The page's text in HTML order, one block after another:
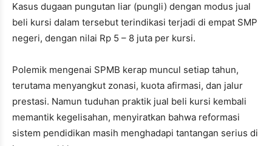
Kasus dugaan pungutan liar (pungli) dengan modus jual
beli kursi dalam tersebut terindikasi terjadi di empat SMP
negeri, dengan nilai Rp 5 – 8 juta per kursi.
Polemik mengenai SPMB kerap muncul setiap tahun,
terutama menyangkut zonasi, kuota afirmasi, dan jalur
prestasi. Namun tuduhan praktik jual beli kursi kembali
memantik kegelisahan, menyiratkan bahwa reformasi
sistem pendidikan masih menghadapi tantangan serius di